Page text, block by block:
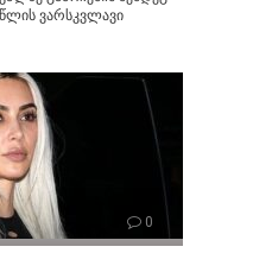
ვარსკვლავი
0